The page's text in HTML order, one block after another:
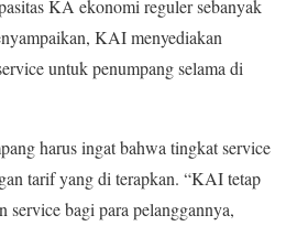
KA ekonomi reguler sebanyak
KAI menyediakan
untuk penumpang selama di
harus ingat bahwa tingkat service
tarif yang di terapkan. “KAI tetap
service bagi para pelanggannya,